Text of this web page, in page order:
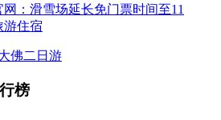
：滑雪场延长免门票时间至11
游住宿
榜